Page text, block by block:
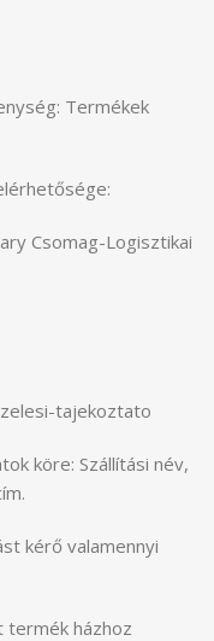
Termékek
Csomag-Logisztikai
tajekoztato
köre: Szállítási név,
kérő valamennyi
termék házhoz